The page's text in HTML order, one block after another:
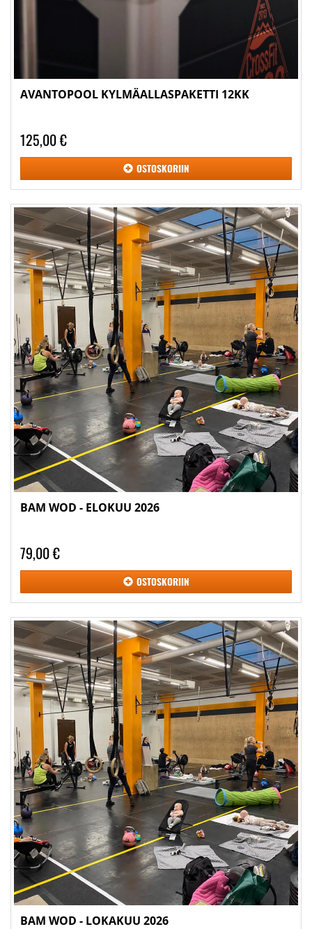
AVANTOPOOL KYLMÄALLASPAKETTI 12KK
125,00 €
OSTOSKORIIN
BAM WOD - ELOKUU 2026
79,00 €
OSTOSKORIIN
BAM WOD - LOKAKUU 2026